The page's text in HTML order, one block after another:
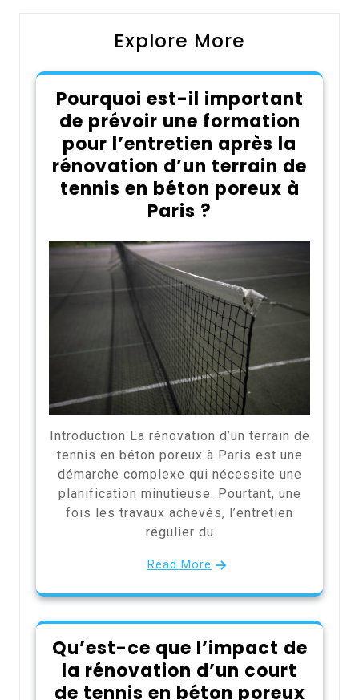
Explore More
Pourquoi est-il important
de prévoir une formation
pour l’entretien après la
rénovation d’un terrain de
tennis en béton poreux à
Paris ?
Introduction La rénovation d’un terrain de
tennis en béton poreux à Paris est une
démarche complexe qui nécessite une
planification minutieuse. Pourtant, une
fois les travaux achevés, l’entretien
régulier du
Read More
Qu’est-ce que l’impact de
la rénovation d’un court
de tennis en béton poreux